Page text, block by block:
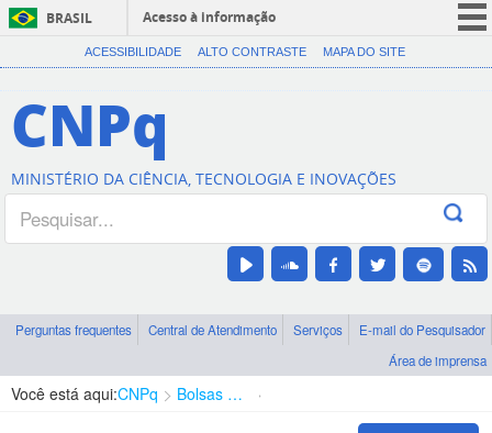
BRASIL
Acesso à informação
CORONAVÍRUS (COVID-19)
Canais
ACESSIBILIDADE ALTO CONTRASTE MAPA DO SITE
CNPq
MINISTÉRIO DA CIÊNCIA, TECNOLOGIA E INOVAÇÕES
Perguntas frequentes Central de Atendimento Serviços
E-mail do Pesquisador
Área de imprensa
Você está aqui:CNPq Bolsas e Auxílios Vigentes